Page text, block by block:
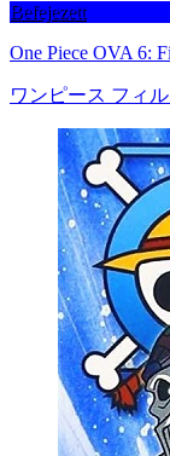
Befejezett
One Piece OVA 6:
ワンピース フィル